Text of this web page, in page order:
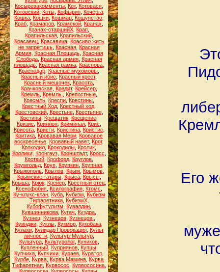
Косыревакомменты Кот, Котовася
Котовский, Коты, Кофырин, Кочерга,
Кошка Кошки Кошмар Кощунство
Краб Крамаров Крамской Кранах
Кранах-старшийХ Крап
Крапильская, Крапильский,
Красавец, Красавица, Красиво жить
не запретишь Красная Красная
Армия, Красная Площадь, Красная
Слобода, Красная армия, Красная
площадь Красная рамка Краснова
Краснодар Красные мухоморы
Красный ибис
Красный крест,
Красный мешочек, Красота,
Крачковская, Кредит, Крейсер,
Кремль, Кремль. Крепостные,
Кресмль Креспи Крестины
Крестный Ход Крестный ход
Крестовский, Крестьне, Крестьяне,
Кретины Крещатик Крещение
Кризис
Криллон Криминал Крис
Крисота, Кристи, Кристина, Кристис
Критика Кровавая Мери Кровавое
воскресенье Кровавый навет, Крог,
Крокодил Крокодилы Кролик
Кролики, Кронгауз, Кронштадт, Кросс
Кроткий Крофорд Круглов
Крумгольд Круп Крупкин Крупная
Крыжополь Крылов Крым Крымов
Крымские татары, Крыса, Крысы,
Крыша Крюк Крёйер Крёстный отец
Ксенофобия Ксилография Ктомс
Ку-клукс-клан, Куба, Кубизм
Кубизм
Тифаретника, КубизмХ,
Кубофутуризм
Кувалдин
Кувшинникова Кугач Куздра
Кузнец, Кузнецов, Кузнецов.
Куинджи Куклы Кукмор Кукобака
Кулаки, Кулидар Провокация, Культ
личности, Культур-Мультур,
Культура, Культуролог, Куников,
Купленный, Куприянов, Купцы,
Купчиха Купчихи Кураев Куратор
Курбе Курва Курва Мамина Курва
Тифаретная Курвосос Курвососина
Его